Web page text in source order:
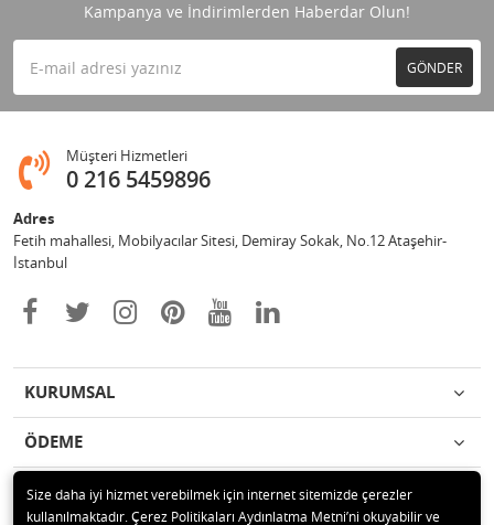
Kampanya ve İndirimlerden Haberdar Olun!
GÖNDER
Müşteri Hizmetleri
0 216 5459896
Adres
Fetih mahallesi, Mobilyacılar Sitesi, Demiray Sokak, No.12 Ataşehir-
İstanbul
KURUMSAL
ÖDEME
İLETİŞİM
Size daha iyi hizmet verebilmek için internet sitemizde çerezler
kullanılmaktadır. Çerez Politikaları Aydınlatma Metni’ni okuyabilir ve